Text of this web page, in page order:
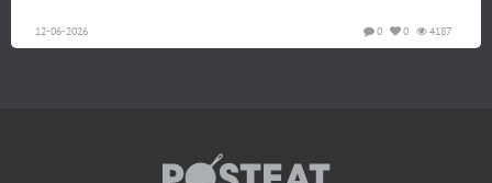
12-06-2026 4187
0
0